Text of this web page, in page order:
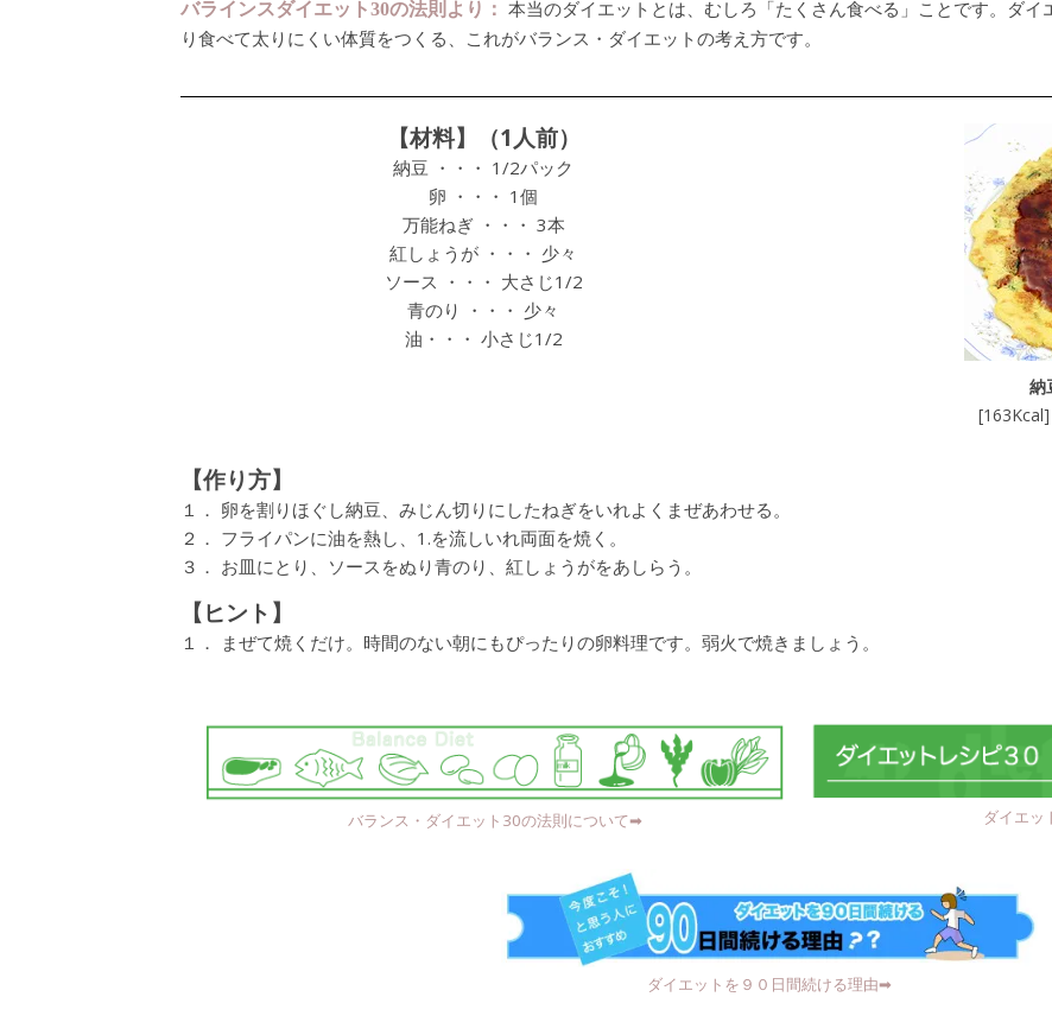
バラインスダイエット30の法則より： 本当のダイエットとは、むしろ「たくさん食べる」ことです。ダ
り食べて太りにくい体質をつくる、これがバランス・ダイエットの考え方です。
【材料】（1人前）
納豆 ・・・ 1/2パック
卵 ・・・ 1個
万能ねぎ ・・・ 3本
紅しょうが ・・・ 少々
ソース ・・・ 大さじ1/2
青のり ・・・ 少々
油・・・ 小さじ1/2
納
【作り方】
１． 卵を割りほぐし納豆、みじん切りにしたねぎをいれよくまぜあわせる。
２． フライパンに油を熱し、1.を流しいれ両面を焼く。
３． お皿にとり、ソースをぬり青のり、紅しょうがをあしらう。
【ヒント】
１． まぜて焼くだけ。時間のない朝にもぴったりの卵料理です。弱火で焼きましょう。
バランス・ダイエット30の法則について➡︎ ダイエ
ダイエットを９０日間続ける理由➡︎